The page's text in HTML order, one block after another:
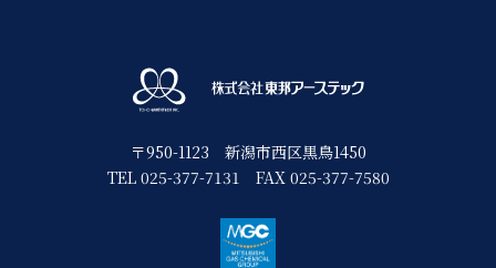
〒950-1123 新潟市⻄区黒鳥1450
TEL 025-377-7131 FAX 025-377-7580